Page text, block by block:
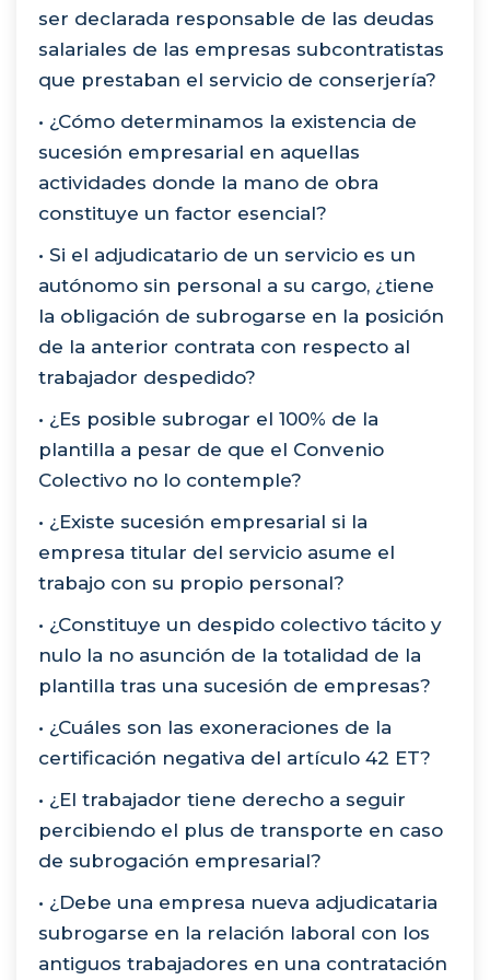
ser declarada responsable de las deudas
salariales de las empresas subcontratistas
que prestaban el servicio de conserjería?
• ¿Cómo determinamos la existencia de
sucesión empresarial en aquellas
actividades donde la mano de obra
constituye un factor esencial?
• Si el adjudicatario de un servicio es un
autónomo sin personal a su cargo, ¿tiene
la obligación de subrogarse en la posición
de la anterior contrata con respecto al
trabajador despedido?
• ¿Es posible subrogar el 100% de la
plantilla a pesar de que el Convenio
Colectivo no lo contemple?
• ¿Existe sucesión empresarial si la
empresa titular del servicio asume el
trabajo con su propio personal?
• ¿Constituye un despido colectivo tácito y
nulo la no asunción de la totalidad de la
plantilla tras una sucesión de empresas?
• ¿Cuáles son las exoneraciones de la
certificación negativa del artículo 42 ET?
• ¿El trabajador tiene derecho a seguir
percibiendo el plus de transporte en caso
de subrogación empresarial?
• ¿Debe una empresa nueva adjudicataria
subrogarse en la relación laboral con los
antiguos trabajadores en una contratación